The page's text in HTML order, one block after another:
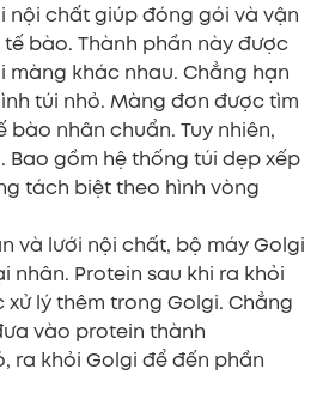
nội chất giúp đóng gói và vận
bào. Thành phần này được
khác nhau. Chẳng hạn
túi nhỏ. Màng đơn được tìm
nhân chuẩn. Tuy nhiên,
Bao gồm hệ thống túi dẹp xếp
tách biệt theo hình vòng
và lưới nội chất, bộ máy Golgi
nhân. Protein sau khi ra khỏi
lý thêm trong Golgi. Chẳng
vào protein thành
ra khỏi Golgi để đến phần